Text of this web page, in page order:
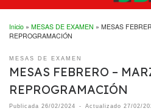
Inicio » MESAS DE EXAMEN » MESAS
REPROGRAMACIÓN
MESAS DE EXAMEN
MESAS FEBRERO –
REPROGRAMACIÓN
Publicada 26/02/2024 - Actualizado 27/02/